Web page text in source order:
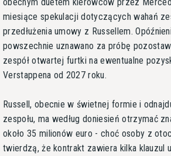
miesiące spekulacji dotyczących wahań
przedłużenia umowy z Russellem.
powszechnie uznawano za próbę
zespół otwartej furtki na ewentualne
Verstappena od 2027 roku.
Russell, obecnie w świetnej formie i
zespołu, ma według doniesień otrzymać
około 35 milionów euro - choć osoby z
twierdzą, że kontrakt zawiera kilka klauzul